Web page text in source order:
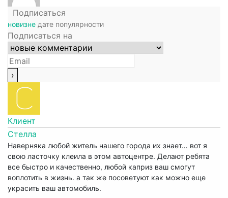
Подписаться
новизне дате популярности
Подписаться на
Клиент
Стелла
Наверняка любой житель нашего города их знает… вот я
свою ласточку клеила в этом автоцентре. Делают ребята
все быстро и качественно, любой каприз ваш смогут
воплотить в жизнь. а так же посоветуют как можно еще
украсить ваш автомобиль.